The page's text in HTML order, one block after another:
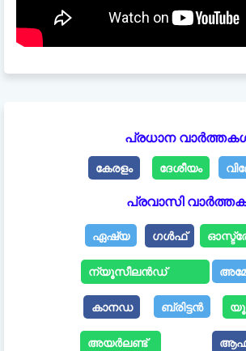
പ്രധാന
കേരളം ദേശീയം
പ്രവാസി
ഏഷ്യ ഗൾഫ്
ന്യൂസീലൻഡ്
കാനഡ ബ്രിട്ടൻ
അയർലണ്ട്